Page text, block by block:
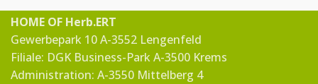
HOME OF Herb.ERT
Gewerbepark 10 A-3552 Lengenfeld
Filiale: DGK Business-Park A-3500 Krems
Administration: A-3550 Mittelberg 4